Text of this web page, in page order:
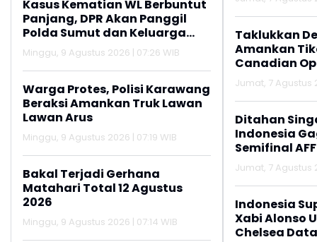
Kasus Kematian WL Berbuntut
Panjang, DPR Akan Panggil
Polda Sumut dan Keluarga
Korban
Minggu, 9 Agustus 2026 | 07:26 WIB
Warga Protes, Polisi Karawang
Beraksi Amankan Truk Lawan
Lawan Arus
Minggu, 9 Agustus 2026 | 07:19 WIB
Bakal Terjadi Gerhana
Matahari Total 12 Agustus
2026
Minggu, 9 Agustus 2026 | 07:14 WIB
Taklukkan
Amankan
Canadian
Jumat, 7 Agustus
Ditahan
Indonesia
Semifinal
Jumat, 7 Agustus
Indonesia
Xabi Alonso
Chelsea